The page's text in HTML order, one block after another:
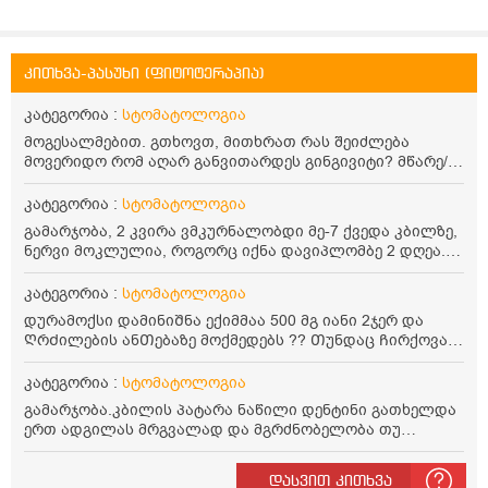
კითხვა-პასუხი (ფიტოტერაპია)
კატეგორია : სტომატოლოგია
მოგესალმებით. გთხოვთ, მითხრათ რას შეიძლება
მოვერიდო რომ აღარ განვითარდეს გინგივიტი? მწარე/
მჟავე/ნიგვზიანი საკვების მიღება მუდმივად უნდა
ავკრძალო? ჰიგიენას კარგად ვიცავ. მადლობა.
კატეგორია : სტომატოლოგია
გამარჯობა, 2 კვირა ვმკურნალობდი მე-7 ქვედა კბილზე,
ნერვი მოკლულია, როგორც იქნა დავიპლომბე 2 დღეა.
ექიმმა მითხრა 1 კვირა შეიძლება შეგაწუხოსო, მაგრამ
მაქვს საშინელი პულსირებული ტკივილი, ვსვამ
გამაყუჩებლებს, რისი ბრალი შეიძლება იყოს ასეთი
უწყვეტი და ძლიერი ტკივილი, მადლობა წინასწარ.
კატეგორია : სტომატოლოგია
დურამოქსი დამინიᲨნა ექიმმაა 500 მგ იანი 2ჯერ და
ᲦრᲫილების ანᲗებაზე მოქმედებს ?? Თუნდაც Ჩირქოვან
ᲦრᲫილების ანᲗებაზე
კატეგორია : სტომატოლოგია
გამარჯობა.კბილის პატარა ნაწილი დენტინი გათხელდა
ერთ ადგილას მრგვალად და მგრძნობელობა თუ
ახასიათებს?
დასვით კითხვა